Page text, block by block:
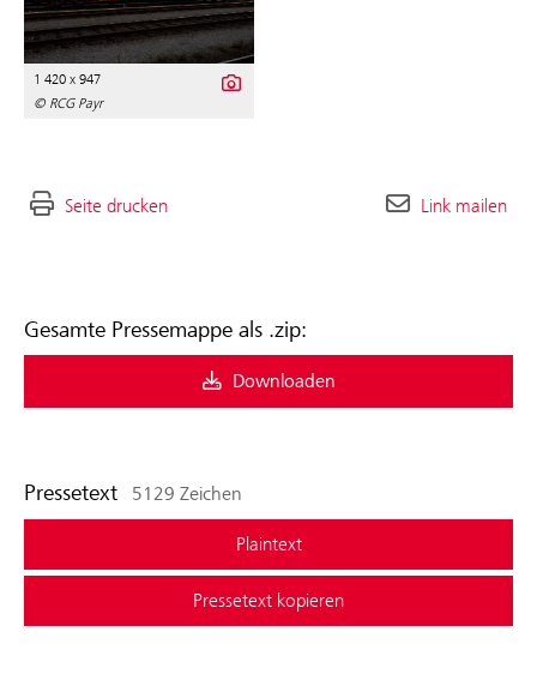
Gesamte Pressemappe als .zip:
Downloaden
Pressetext 5129 Zeichen
Plaintext
Pressetext kopieren
1 420 x 947
© RCG Payr
Seite drucken Link mailen